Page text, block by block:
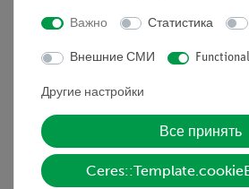
(подходящий источник
постоянного тока / 2,4
Потребляемая
Разъем питания:
гнездо для полого
пост. тока/ 350 мА
Важно Статистика
Внешние СМИ Functional
Другие настройки
Все принять